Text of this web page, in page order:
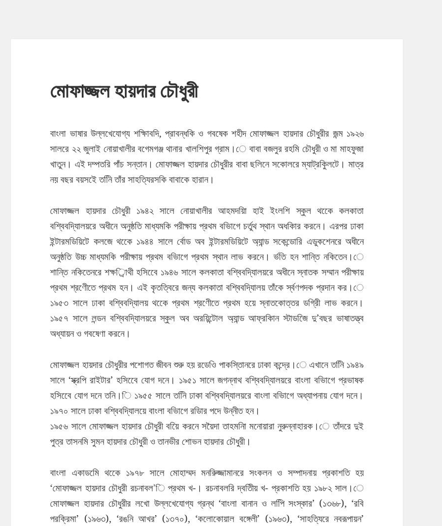
মোফাজ্জল হায়দার চৌধুরী
বাংলা ভাষার উল্লখেযোগ্য শক্ষিাবদি, প্রাবন্ধকি ও গবষেক শহীদ মোফাজ্জল হায়দার চৌধুরীর জন্ম ১৯২৬
সালরে ২২ জুলাই নোয়াখালীর বগেমগঞ্জ থানার খালশিপুর গ্রাম।ে বাবা বজলুর রহমি চৌধুরী ও মা মাহফুজা
খাতুন। এই দম্পতরি পাঁচ সন্তান। মোফাজ্জল হায়দার চৌধুরীর বাবা ছলিনে সকোলরে ম্যাট্রকিুলটে। মাত্র
নয় বছর বয়সইে তনিি তাঁর সাহত্যিরসকি বাবাকে হারান।
মোফাজ্জল হায়দার চৌধুরী ১৯৪২ সালে নোয়াখালীর আহমদয়িা হাই ইংলশি স্কুল থকেে কলকাতা
বশ্বিবদ্যিালয়রে অধীনে অনুষ্ঠতি মাধ্যমকি পরীক্ষায় প্রথম বভিাগে চর্তুথ স্থান অধকিার করনে। এরপর ঢাকা
ইন্টারমডিয়িটে কলজে থকেে ১৯৪৪ সালে র্বোড অব ইন্টারমডিয়িটে অ্যান্ড সকেন্ডোরি এডুকশেনরে অধীনে
অনুষ্ঠতি উচ্চ মাধ্যমকি পরীক্ষায় প্রথম বভিাগে প্রথম স্থান লাভ করনে। র্ভতি হন শান্তি নকিতেন।ে
শান্তি নকিতেনরে শক্ষর্িাথী হসিবেে ১৯৪৬ সালে কলকাতা বশ্বিবদ্যিালয়রে অধীনে স্নাতক সম্মান পরীক্ষায়
প্রথম শ্রণেীতে প্রথম হন। এই কৃতত্বিরে জন্য কলকাতা বশ্বিবদ্যিালয় তাঁকে র্স্বণপদক প্রদান কর।ে
১৯৫৩ সালে ঢাকা বশ্বিবদ্যিালয় থকেে প্রথম শ্রণেীতে প্রথম হয়ে স্নাতকোত্তর ডগ্রিী লাভ করনে।
১৯৫৭ সালে লন্ডন বশ্বিবদ্যিালয়রে স্কুল অব অরয়িন্টোল অ্যান্ড আফ্রকিান স্টাডজিে দু’বছর ভাষাতত্ত্ব
অধ্যায়ন ও গবষেণা করনে।
মোফাজ্জল হায়দার চৌধুরীর পশোগত জীবন শুরু হয় রডেওি পাকস্তিানরে ঢাকা কন্দ্রে।ে এখানে তনিি ১৯৪৯
সালে ‘স্ক্রপি রাইটার’ হসিবেে যোগ দনে। ১৯৫১ সালে জগন্নাথ বশ্বিবদ্যিালয়রে বাংলা বভিাগে প্রভাষক
হসিবেে যোগ দনে তনি।ি ১৯৫৫ সালে তনিি ঢাকা বশ্বিবদ্যিালয়রে বাংলা বভিাগে অধ্যাপনায় যোগ দনে।
১৯৭০ সালে ঢাকা বশ্বিবদ্যিালয়ে বাংলা বভিাগে রডিার পদে উন্নীত হন।
১৯৫৬ সালে মোফাজ্জল হায়দার চৌধুরী বয়িে করনে সয়ৈদা তাহমনিা মনোয়ারা নুরুন্নাহারক।ে তাঁদরে দুই
পুত্র তাসনমি সুমন হায়দার চৌধুরী ও তানভীর শোভন হায়দার চৌধুরী।
বাংলা একাডমেি থকেে ১৯৭৮ সালে মোহাম্মদ মনরিুজ্জামানরে সংকলন ও সম্পাদনায় প্রকাশতি হয়
‘মোফাজ্জল হায়দার চৌধুরী রচনাবল’ি প্রথম খ-। রচনাবলরি দ্বতিীয় খ- প্রকাশতি হয় ১৯৮২ সাল।ে
মোফাজ্জল হায়দার চৌধুরীর লখো উল্লখেযোগ্য গ্রন্থ ‘বাংলা বানান ও লপিি সংস্কার’ (১৩৬৮), ‘রবি
পরক্রিমা’ (১৯৬৩), ‘রঙনি আখর’ (১৩৭০), ‘কলোকোয়াল বঙ্গেলী’ (১৯৬৩), ‘সাহত্যিরে নবরূপায়ন’